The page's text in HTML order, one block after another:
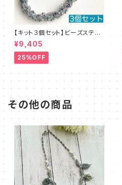
【キット３個セット】ビーズステッ
チキット・ブルーレース デザイ
ン：清水理子
¥9,405
25%OFF
その他の商品